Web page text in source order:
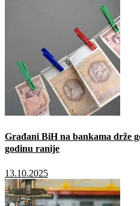
Građani BiH na bankama drže
godinu ranije
13.10.2025